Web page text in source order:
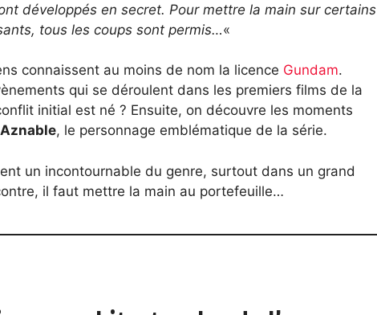
développés en secret. Pour mettre la main sur certains
tous les coups sont permis…«
connaissent au moins de nom la licence Gundam.
qui se déroulent dans les premiers films de la
initial est né ? Ensuite, on découvre les moments
, le personnage emblématique de la série.
un incontournable du genre, surtout dans un grand
il faut mettre la main au portefeuille…